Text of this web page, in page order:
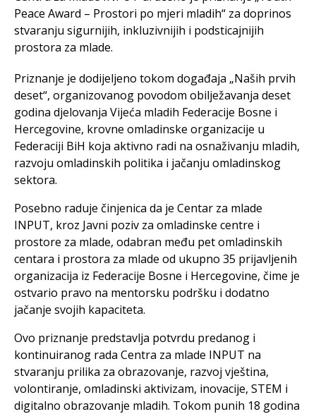
Peace Award – Prostori po mjeri mladih“ za doprinos
stvaranju sigurnijih, inkluzivnijih i podsticajnijih
prostora za mlade.
Priznanje je dodijeljeno tokom događaja „Naših prvih
deset“, organizovanog povodom obilježavanja deset
godina djelovanja Vijeća mladih Federacije Bosne i
Hercegovine, krovne omladinske organizacije u
Federaciji BiH koja aktivno radi na osnaživanju mladih,
razvoju omladinskih politika i jačanju omladinskog
sektora.
Posebno raduje činjenica da je Centar za mlade
INPUT, kroz Javni poziv za omladinske centre i
prostore za mlade, odabran među pet omladinskih
centara i prostora za mlade od ukupno 35 prijavljenih
organizacija iz Federacije Bosne i Hercegovine, čime je
ostvario pravo na mentorsku podršku i dodatno
jačanje svojih kapaciteta.
Ovo priznanje predstavlja potvrdu predanog i
kontinuiranog rada Centra za mlade INPUT na
stvaranju prilika za obrazovanje, razvoj vještina,
volontiranje, omladinski aktivizam, inovacije, STEM i
digitalno obrazovanje mladih. Tokom punih 18 godina